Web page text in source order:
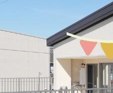
教育保育につ
園の環境募集案内
入園説明会
アク